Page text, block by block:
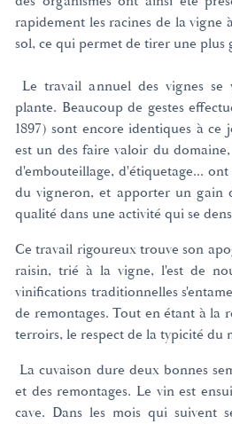
rapidement les racines de la vigne
sol, ce qui permet de tirer une
Le travail annuel des vignes
plante. Beaucoup de gestes
1897) sont encore identiques à
est un des faire valoir du
d'embouteillage, d'étiquetage...
du vigneron, et apporter un gain
qualité dans une activité qui se
Ce travail rigoureux trouve son
raisin, trié à la vigne, l'est de
vinifications traditionnelles
de remontages. Tout en étant à la
terroirs, le respect de la typicité du
La cuvaison dure deux bonnes
et des remontages. Le vin est
cave. Dans les mois qui suivent